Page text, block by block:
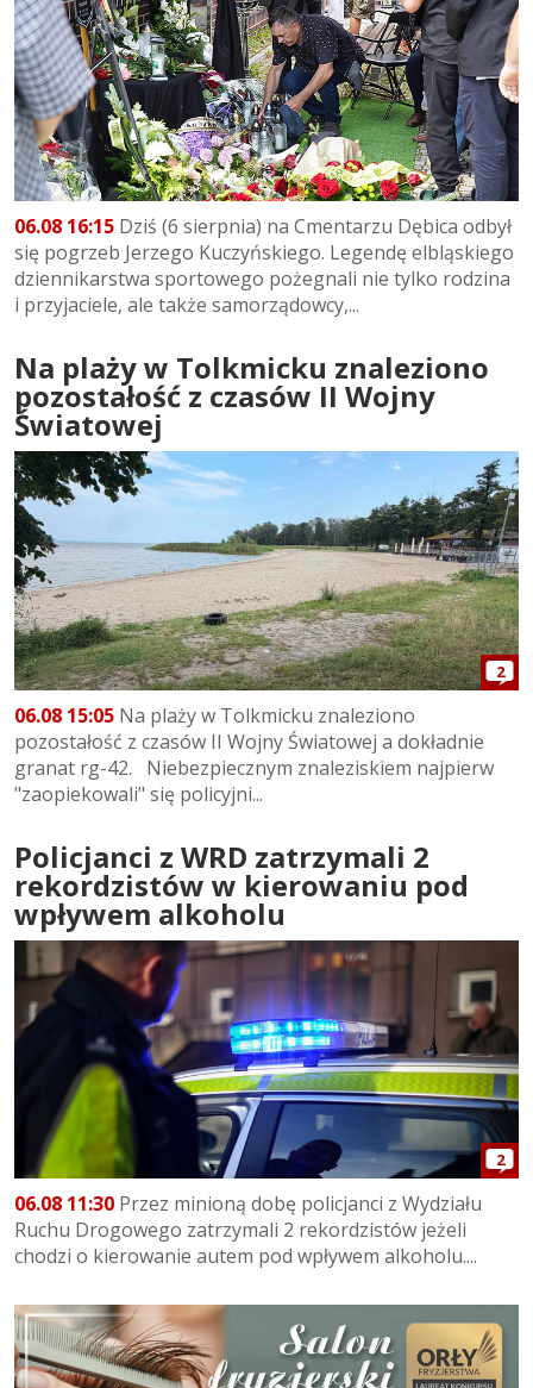
06.08 16:15 Dziś (6 sierpnia) na Cmentarzu Dębica odbył
się pogrzeb Jerzego Kuczyńskiego. Legendę elbląskiego
dziennikarstwa sportowego pożegnali nie tylko rodzina
i przyjaciele, ale także samorządowcy,...
Na plaży w Tolkmicku znaleziono
pozostałość z czasów II Wojny
Światowej
2
06.08 15:05 Na plaży w Tolkmicku znaleziono
pozostałość z czasów II Wojny Światowej a dokładnie
granat rg-42. Niebezpiecznym znaleziskiem najpierw
"zaopiekowali" się policyjni...
Policjanci z WRD zatrzymali 2
rekordzistów w kierowaniu pod
wpływem alkoholu
2
06.08 11:30 Przez minioną dobę policjanci z Wydziału
Ruchu Drogowego zatrzymali 2 rekordzistów jeżeli
chodzi o kierowanie autem pod wpływem alkoholu....